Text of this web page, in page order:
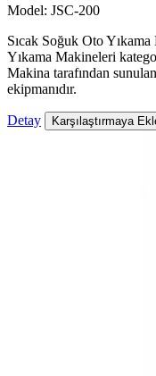
Model: JSC-200
Sıcak Soğuk Oto
Yıkama Makineleri
Makina tarafından
ekipmanıdır.
Detay Karşılaştırmaya